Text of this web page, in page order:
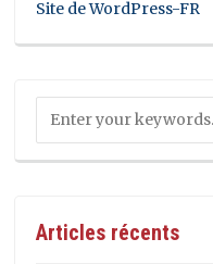
Site de WordPress-FR
Articles récents